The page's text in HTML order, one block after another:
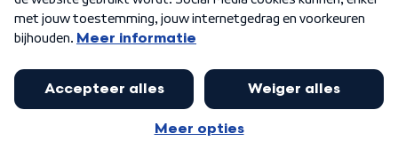
Algemene voorwaarden